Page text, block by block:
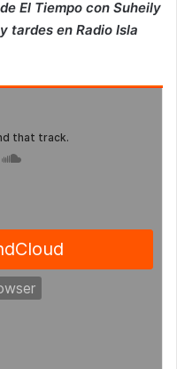
El Tiempo con Suheily
tardes en Radio Isla